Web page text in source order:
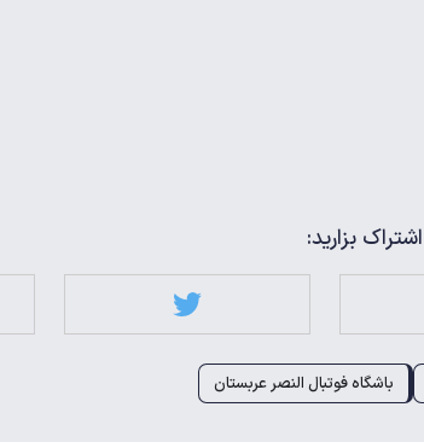
بزارید:
باشگاه فوتبال النصر عربستان